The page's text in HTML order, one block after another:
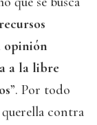
opinión
a la libre
”. Por todo
contra